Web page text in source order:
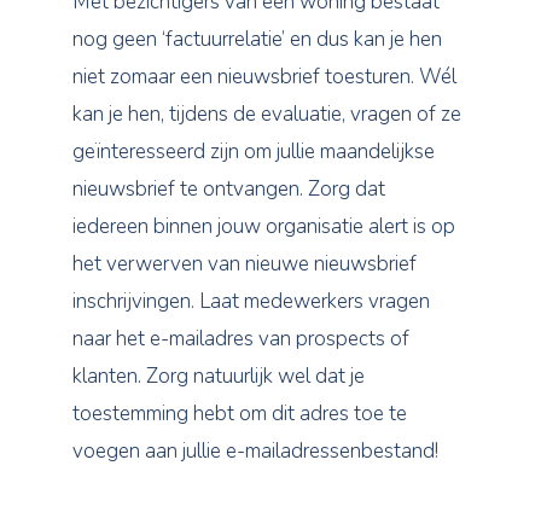
nog geen ‘factuurrelatie’ en dus kan je hen
niet zomaar een nieuwsbrief toesturen. Wél
kan je hen, tijdens de evaluatie, vragen of ze
geïnteresseerd zijn om jullie maandelijkse
nieuwsbrief te ontvangen. Zorg dat
iedereen binnen jouw organisatie alert is op
het verwerven van nieuwe nieuwsbrief
inschrijvingen. Laat medewerkers vragen
naar het e-mailadres van prospects of
klanten. Zorg natuurlijk wel dat je
toestemming hebt om dit adres toe te
voegen aan jullie e-mailadressenbestand!